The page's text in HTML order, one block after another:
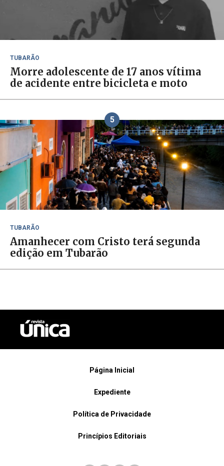
TUBARÃO
Morre adolescente de 17 anos vítima
de acidente entre bicicleta e moto
5
TUBARÃO
Amanhecer com Cristo terá segunda
edição em Tubarão
Página Inicial
Expediente
Política de Privacidade
Princípios Editoriais